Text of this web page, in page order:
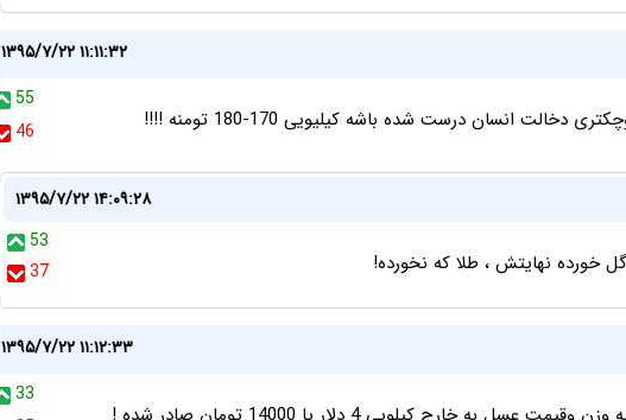
۱۳۹۵/۷/۲۲ ۱۱:۱۱:۳۲
55
46
انسان درست شده باشه کیلیویی 170-180 تومنه !!!!
۱۳۹۵/۷/۲۲ ۱۴:۰۹:۲۸
53
37
خورده نهايتش ، طلا كه نخورده!
۱۳۹۵/۷/۲۲ ۱۱:۱۲:۳۳
33